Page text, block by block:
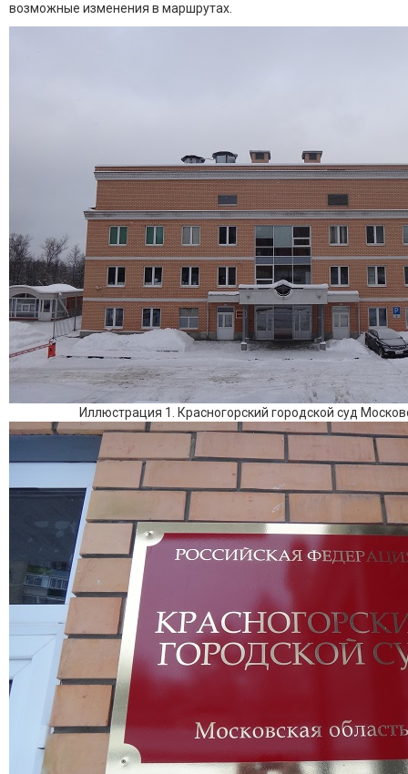
возможные изменения в маршрутах.
Иллюстрация 1. Красногорский городской суд